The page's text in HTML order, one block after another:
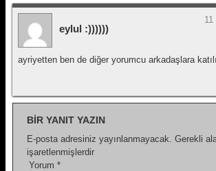
eylul :))))))
ayriyetten ben de diğer yorumcu arkadaşlara
BIR YANIT YAZIN
E-posta adresiniz yayınlanmayacak. Gerekli
işaretlenmişlerdir
Yorum *